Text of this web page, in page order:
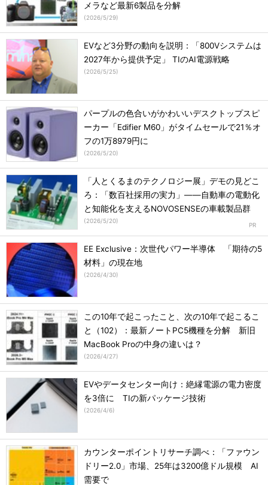
メラなど最新6製品を分解
(2026/5/29)
EVなど3分野の動向を説明：「800Vシステムは
2027年から提供予定」 TIのAI電源戦略
(2026/5/25)
パープルの色合いがかわいいデスクトップスピ
ーカー「Edifier M60」がタイムセールで21％オ
フの1万8979円に
(2026/5/20)
「人とくるまのテクノロジー展」デモの見どこ
ろ：「数百社採用の実力」――自動車の電動化
と知能化を支えるNOVOSENSEの車載製品群
(2026/5/20)
EE Exclusive：次世代パワー半導体 「期待の5
材料」の現在地
(2026/4/30)
この10年で起こったこと、次の10年で起こるこ
と（102）：最新ノートPC5機種を分解 新旧
MacBook Proの中身の違いは？
(2026/4/27)
EVやデータセンター向け：絶縁電源の電力密度
を3倍に TIの新パッケージ技術
(2026/4/6)
カウンターポイントリサーチ調べ：「ファウン
ドリー2.0」市場、25年は3200億ドル規模 AI
需要で